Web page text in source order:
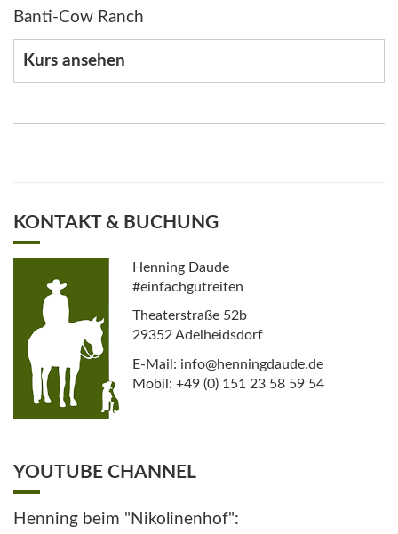
Banti-Cow Ranch
Kurs ansehen
KONTAKT & BUCHUNG
Henning Daude
#einfachgutreiten
Theaterstraße 52b
29352 Adelheidsdorf
E-Mail: info@henningdaude.de
Mobil: +49 (0) 151 23 58 59 54
YOUTUBE CHANNEL
Henning beim "Nikolinenhof":